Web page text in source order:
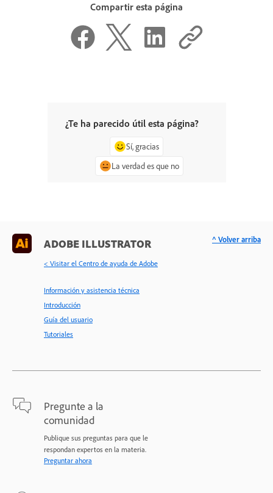
Compartir esta página
¿Te ha parecido útil esta página?
Sí, gracias
La verdad es que no
ADOBE ILLUSTRATOR
< Visitar el Centro de ayuda de Adobe
Información y asistencia técnica
Introducción
Guía del usuario
Tutoriales
Pregunte a la
comunidad
Publique sus preguntas para que le
respondan expertos en la materia.
Preguntar ahora
^ Volver arriba